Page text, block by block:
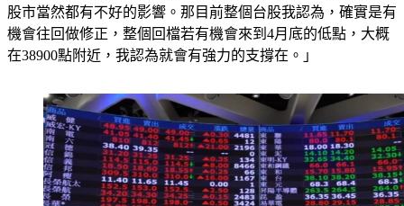
股市當然都有不好的影響。那目前整個台股我認為，確實是有
機會往回做修正，整個回檔若有機會來到4月底的低點，大概
在38900點附近，我認為就會有強力的支撐在。」